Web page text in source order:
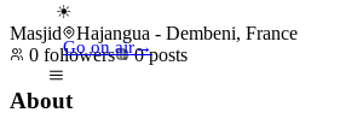
☀
Go on air→
Masjid
Hajangua - Dembeni, France
0 followers 0 posts
About